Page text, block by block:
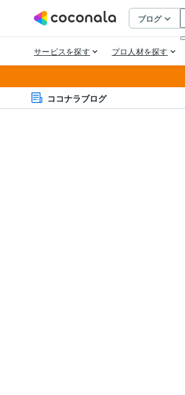
ココナラブログ